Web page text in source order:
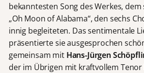
bekanntesten Song des Werkes,
„Oh Moon of Alabama“, den sechs
innig begleiteten. Das sentimentale
präsentierte sie ausgesprochen
gemeinsam mit Hans-Jürgen
der im Übrigen mit kraftvollem